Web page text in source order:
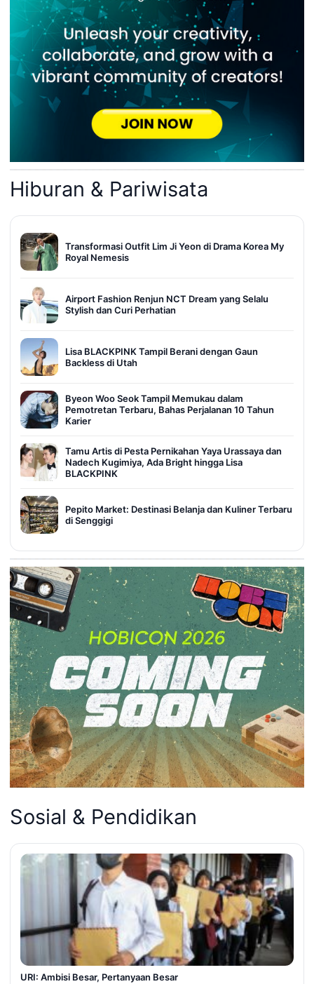
Hiburan & Pariwisata
Transformasi Outfit Lim Ji Yeon di Drama Korea My
Royal Nemesis
Airport Fashion Renjun NCT Dream yang Selalu
Stylish dan Curi Perhatian
Lisa BLACKPINK Tampil Berani dengan Gaun
Backless di Utah
Byeon Woo Seok Tampil Memukau dalam
Pemotretan Terbaru, Bahas Perjalanan 10 Tahun
Karier
Tamu Artis di Pesta Pernikahan Yaya Urassaya dan
Nadech Kugimiya, Ada Bright hingga Lisa
BLACKPINK
Pepito Market: Destinasi Belanja dan Kuliner Terbaru
di Senggigi
Sosial & Pendidikan
URI: Ambisi Besar, Pertanyaan Besar